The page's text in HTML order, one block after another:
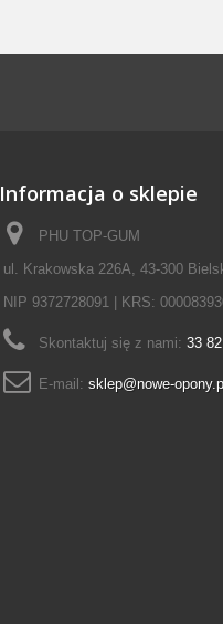
Informacja o sklepie
PHU TOP-GUM
ul. Krakowska 226A, 43-300
NIP 9372728091 | KRS:
Skontaktuj się z nami: 33
E-mail: sklep@nowe-